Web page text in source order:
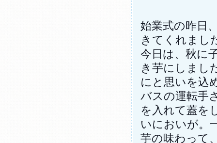
始業式の昨日
きてくれまし
今日は、秋に
き芋にしまし
にと思いを込
バスの運転手
を入れて蓋を
いにおいが。
芋の味わって